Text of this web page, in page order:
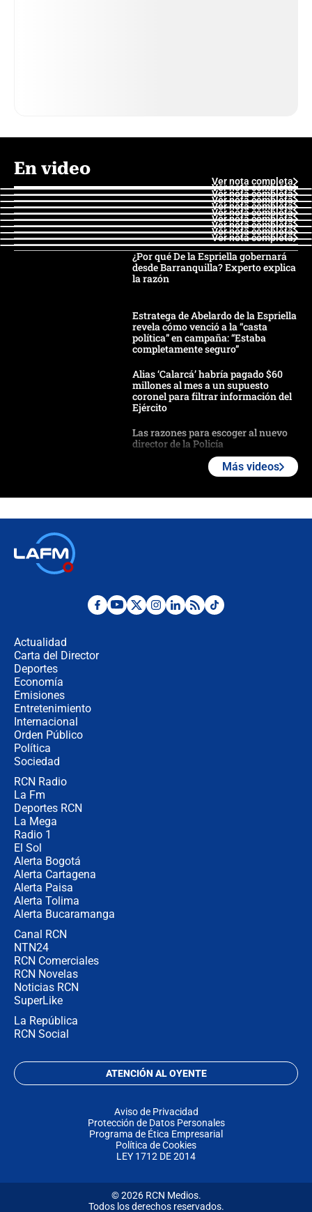
En video
Ver nota completa
Ver nota completa
Ver nota completa
Ver nota completa
Ver nota completa
Ver nota completa
Ver nota completa
Ver nota completa
Ver nota completa
Ver nota completa
¿Por qué De la Espriella gobernará
desde Barranquilla? Experto explica
la razón
Estratega de Abelardo de la Espriella
revela cómo venció a la “casta
política” en campaña: “Estaba
completamente seguro”
Alias ‘Calarcá’ habría pagado $60
millones al mes a un supuesto
coronel para filtrar información del
Ejército
Las razones para escoger al nuevo
director de la Policía
"No hubo fraude ni posibilidad de
Más videos
Actualidad
Carta del Director
Deportes
Economía
Emisiones
Entretenimiento
Internacional
Orden Público
Política
Sociedad
RCN Radio
La Fm
Deportes RCN
La Mega
Radio 1
El Sol
Alerta Bogotá
Alerta Cartagena
Alerta Paisa
Alerta Tolima
Alerta Bucaramanga
Canal RCN
NTN24
RCN Comerciales
RCN Novelas
Noticias RCN
SuperLike
La República
RCN Social
ATENCIÓN AL OYENTE
Aviso de Privacidad
Protección de Datos Personales
Programa de Ética Empresarial
Política de Cookies
LEY 1712 DE 2014
© 2026 RCN Medios.
Todos los derechos reservados.